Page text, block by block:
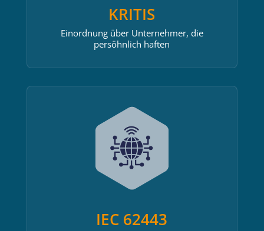
KRITIS
Einordnung über Unternehmer, die
persöhnlich haften
IEC 62443